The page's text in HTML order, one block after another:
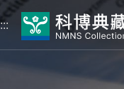
跳到中央內容區塊
:::